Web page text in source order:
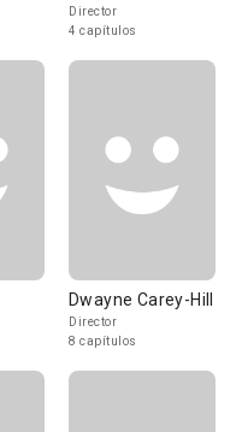
Director
4 capítulos
Dwayne Carey-Hill
Director
8 capítulos